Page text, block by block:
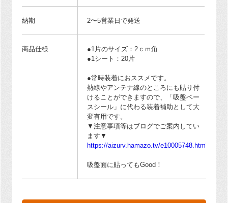
納期 2〜5営業日で発送
商品仕様
●1片のサイズ：2ｃｍ角
●1シート：20片
●常時装着におススメです。
熱線やアンテナ線のところにも貼り付
けることができますので、「吸盤ベー
スシール」に代わる装着補助として大
変有用です。
▼注意事項等はブログでご案内してい
ます▼
https://aizurv.hamazo.tv/e10005748.html
吸盤面に貼ってもGood！